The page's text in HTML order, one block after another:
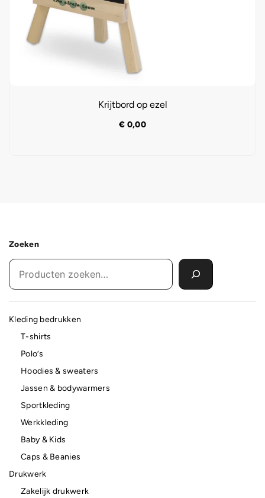
Krijtbord op ezel
€ 0,00
Zoeken
Kleding bedrukken
T-shirts
Polo’s
Hoodies & sweaters
Jassen & bodywarmers
Sportkleding
Werkkleding
Baby & Kids
Caps & Beanies
Drukwerk
Zakelijk drukwerk